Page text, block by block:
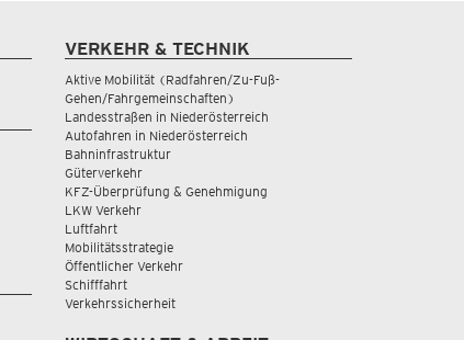
VERKEHR & TECHNIK
Aktive Mobilität (Radfahren/Zu-Fuß-
Gehen/Fahrgemeinschaften)
Landesstraßen in Niederösterreich
Autofahren in Niederösterreich
Bahninfrastruktur
Güterverkehr
KFZ-Überprüfung & Genehmigung
LKW Verkehr
Luftfahrt
Mobilitätsstrategie
Öffentlicher Verkehr
Schifffahrt
Verkehrssicherheit